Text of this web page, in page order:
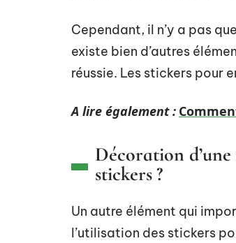
Cependant, il n’y a pas
existe bien d’autres
réussie. Les stickers pour
A lire également :
Décoration
stickers ?
Un autre élément qui
l’utilisation des stickers